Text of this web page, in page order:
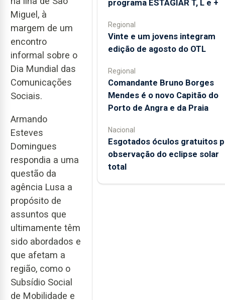
Miguel, à
margem de um
encontro
informal sobre o
Dia Mundial das
Comunicações
Sociais.
Armando
Esteves
Domingues
respondia a uma
questão da
agência Lusa a
propósito de
assuntos que
ultimamente têm
sido abordados e
que afetam a
região, como o
Subsídio Social
de Mobilidade e
programa ESTAGIAR T, L e +
Regional
Vinte e um jovens integram
edição de agosto do OTL
Regional
Comandante Bruno Borges
Mendes é o novo Capitão do
Porto de Angra e da Praia
Nacional
Esgotados óculos gratuitos
observação do eclipse solar
total